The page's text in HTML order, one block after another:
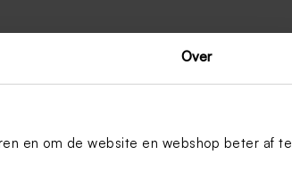
Over
en om de website en webshop beter af te